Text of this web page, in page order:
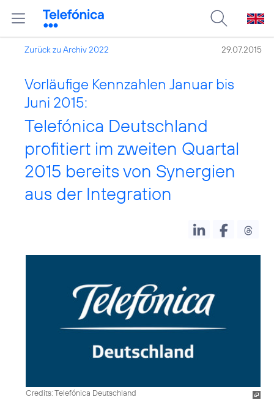
Zurück zu Archiv 2022 29.07.2015
Vorläufige Kennzahlen Januar bis
Juni 2015:
Telefónica Deutschland
profitiert im zweiten Quartal
2015 bereits von Synergien
aus der Integration
Credits: Telefónica Deutschland